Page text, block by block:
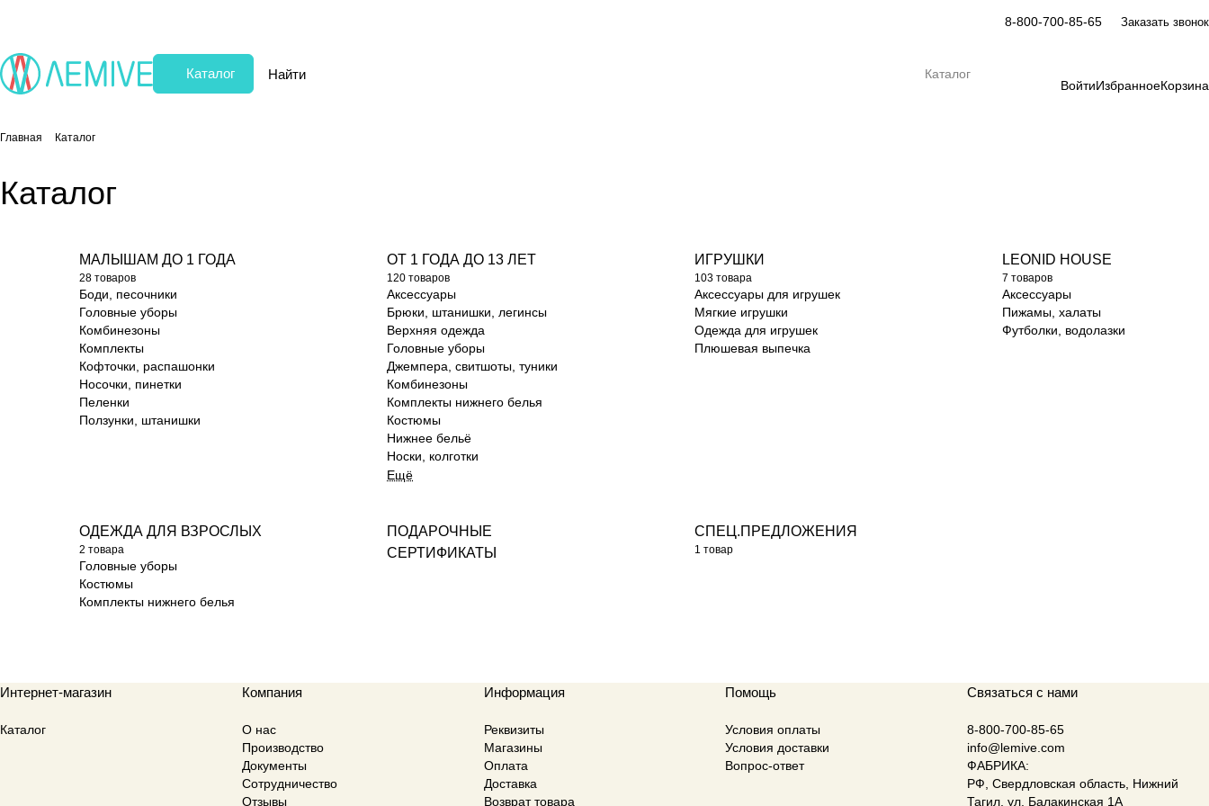
8-800-700-85-65 Заказать звонок
Каталог
Каталог
ВойтиИзбранноеКорзина
Главная Каталог
Каталог
МАЛЫШАМ ДО 1 ГОДА
28 товаров
Боди, песочники
Головные уборы
Комбинезоны
Комплекты
Кофточки, распашонки
Носочки, пинетки
Пеленки
Ползунки, штанишки
ОТ 1 ГОДА ДО 13 ЛЕТ
120 товаров
Аксессуары
Брюки, штанишки, легинсы
Верхняя одежда
Головные уборы
Джемпера, свитшоты, туники
Комбинезоны
Комплекты нижнего белья
Костюмы
Нижнее бельё
Носки, колготки
Ещё
ИГРУШКИ
103 товара
Аксессуары для игрушек
Мягкие игрушки
Одежда для игрушек
Плюшевая выпечка
LEONID HOUSE
7 товаров
Аксессуары
Пижамы, халаты
Футболки, водолазки
ОДЕЖДА ДЛЯ ВЗРОСЛЫХ
2 товара
Головные уборы
Костюмы
Комплекты нижнего белья
ПОДАРОЧНЫЕ
СЕРТИФИКАТЫ
СПЕЦ.ПРЕДЛОЖЕНИЯ
1 товар
Интернет-магазин
Каталог
Компания
О нас
Производство
Документы
Сотрудничество
Отзывы
Информация
Реквизиты
Магазины
Оплата
Доставка
Возврат товара
Помощь
Условия оплаты
Условия доставки
Вопрос-ответ
Связаться с нами
8-800-700-85-65
info@lemive.com
ФАБРИКА:
РФ, Свердловская область, Нижний
Тагил, ул. Балакинская 1А